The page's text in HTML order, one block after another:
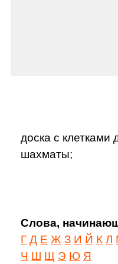
доска с
шахматы;
Слова,
Г Д Е Ж З И Й К Л
Ч Ш Щ Э Ю Я